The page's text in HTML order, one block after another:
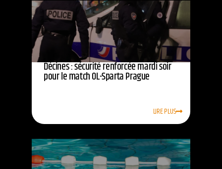
Décines : sécurité renforcée mardi soir
pour le match OL-Sparta Prague
LIRE PLUS